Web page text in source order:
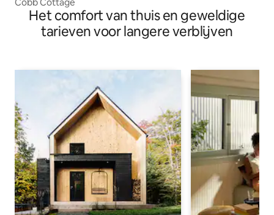
Het comfort van thuis en geweldige
tarieven voor langere verblijven